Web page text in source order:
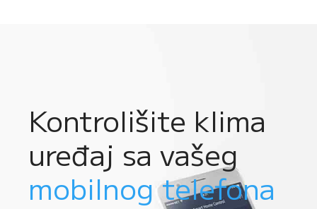
Kontrolišite klima
uređaj sa vašeg
mobilnog telefona